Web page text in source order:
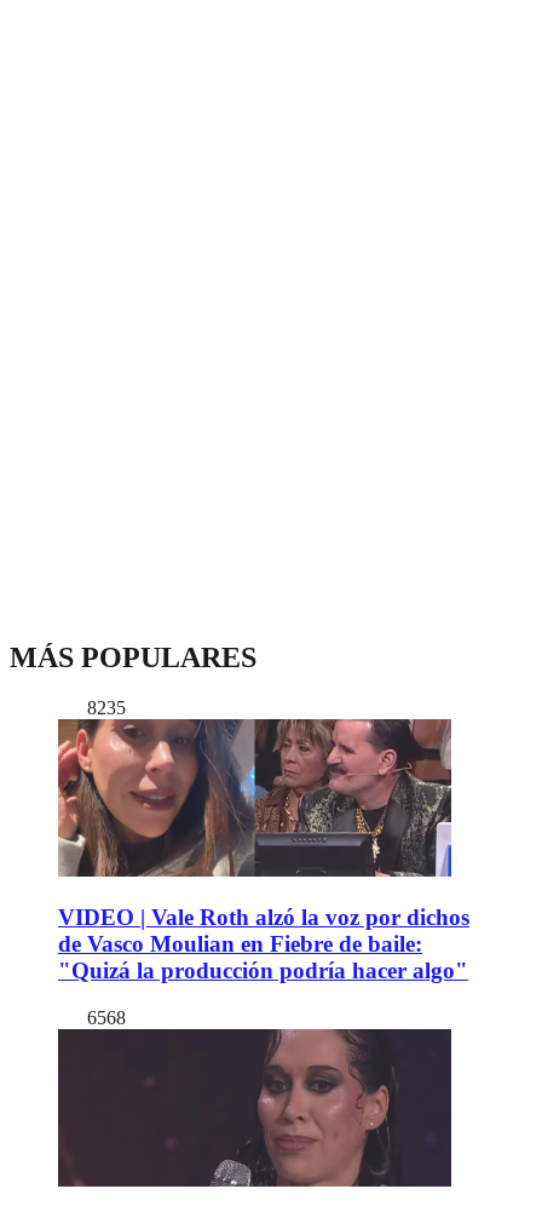
MÁS POPULARES
8235
VIDEO | Vale Roth alzó la voz por dichos
de Vasco Moulian en Fiebre de baile:
"Quizá la producción podría hacer algo"
6568